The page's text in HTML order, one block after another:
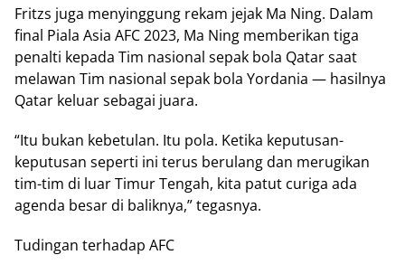
Fritzs juga menyinggung rekam jejak Ma Ning. Dalam
final Piala Asia AFC 2023, Ma Ning memberikan tiga
penalti kepada Tim nasional sepak bola Qatar saat
melawan Tim nasional sepak bola Yordania — hasilnya
Qatar keluar sebagai juara.
“Itu bukan kebetulan. Itu pola. Ketika keputusan-
keputusan seperti ini terus berulang dan merugikan
tim-tim di luar Timur Tengah, kita patut curiga ada
agenda besar di baliknya,” tegasnya.
Tudingan terhadap AFC